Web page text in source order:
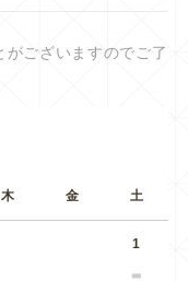
ございますのでご了
木 金 土
1